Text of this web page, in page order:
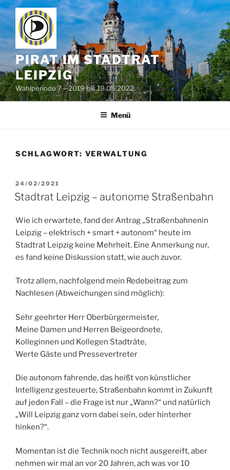
Zum
Inhalt
springen
PIRAT IM STADTRAT
LEIPZIG
Wahlperiode 7 – 2019 bis 18.05.2022
Menü
SCHLAGWORT: VERWALTUNG
VERÖFFENTLICHT
AM
24/02/2021
Stadtrat Leipzig – autonome Straßenbahn
Wie ich erwartete, fand der Antrag „Straßenbahnenin
Leipzig – elektrisch + smart + autonom“ heute im
Stadtrat Leipzig keine Mehrheit. Eine Anmerkung nur,
es fand keine Diskussion statt, wie auch zuvor.
Trotz allem, nachfolgend mein Redebeitrag zum
Nachlesen (Abweichungen sind möglich):
Sehr geehrter Herr Oberbürgermeister,
Meine Damen und Herren Beigeordnete,
Kolleginnen und Kollegen Stadträte,
Werte Gäste und Pressevertreter
Die autonom fahrende, das heißt von künstlicher
Intelligenz gesteuerte, Straßenbahn kommt in Zukunft
auf jeden Fall – die Frage ist nur „Wann?“ und natürlich
„Will Leipzig ganz vorn dabei sein, oder hinterher
hinken?“.
Momentan ist die Technik noch nicht ausgereift, aber
nehmen wir mal an vor 20 Jahren, ach was vor 10